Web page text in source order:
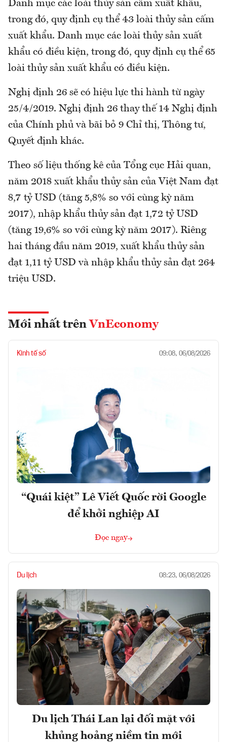
Danh mục các loài thủy sản cấm xuất khẩu,
trong đó, quy định cụ thể 43 loài thủy sản cấm
xuất khẩu. Danh mục các loài thủy sản xuất
khẩu có điều kiện, trong đó, quy định cụ thể 65
loài thủy sản xuất khẩu có điều kiện.
Nghị định 26 sẽ có hiệu lực thi hành từ ngày
25/4/2019. Nghị định 26 thay thế 14 Nghị định
của Chính phủ và bãi bỏ 9 Chỉ thị, Thông tư,
Quyết định khác.
Theo số liệu thống kê của Tổng cục Hải quan,
năm 2018 xuất khẩu thủy sản của Việt Nam đạt
8,7 tỷ USD (tăng 5,8% so với cùng kỳ năm
2017), nhập khẩu thủy sản đạt 1,72 tỷ USD
(tăng 19,6% so với cùng kỳ năm 2017). Riêng
hai tháng đầu năm 2019, xuất khẩu thủy sản
đạt 1,11 tỷ USD và nhập khẩu thủy sản đạt 264
triệu USD.
Mới nhất trên VnEconomy
Kinh tế số 09:08, 06/08/2026
“Quái kiệt” Lê Viết Quốc rời Google
để khởi nghiệp AI
Đọc ngay
Du lịch 08:23, 06/08/2026
Du lịch Thái Lan lại đối mặt với
khủng hoảng niềm tin mới